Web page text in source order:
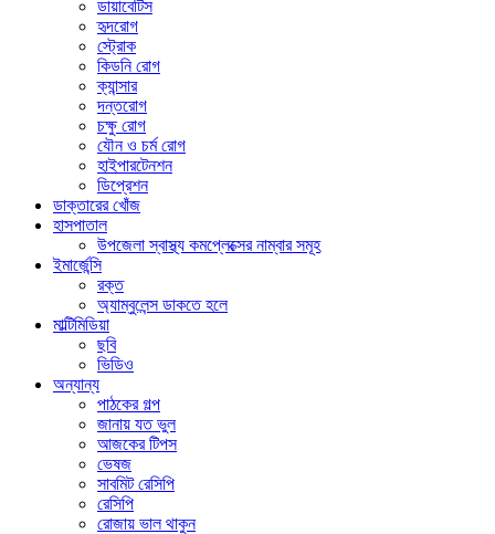
ডায়াবেটিস
হৃদরোগ
স্ট্রোক
কিডনি রোগ
ক্যান্সার
দন্তরোগ
চক্ষু রোগ
যৌন ও চর্ম রোগ
হাইপারটেনশন
ডিপ্রেশন
ডাক্তারের খোঁজ
হাসপাতাল
উপজেলা স্বাস্থ্য কমপ্লেক্সের নাম্বার সমূহ
ইমার্জেন্সি
রক্ত
অ্যাম্বুলেন্স ডাকতে হলে
মাল্টিমিডিয়া
ছবি
ভিডিও
অন্যান্য
পাঠকের গল্প
জানায় যত ভুল
আজকের টিপস
ভেষজ
সাবমিট রেসিপি
রেসিপি
রোজায় ভাল থাকুন